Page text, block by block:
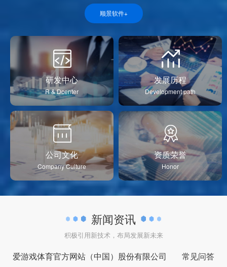
顺景软件+
研发中心
R & Dcenter
发展历程
Development path
公司文化
Company Culture
资质荣誉
Honor
新闻资讯
积极引用新技术，布局发展新未来
爱游戏体育官方网站（中国）股份有限公司
常见问答